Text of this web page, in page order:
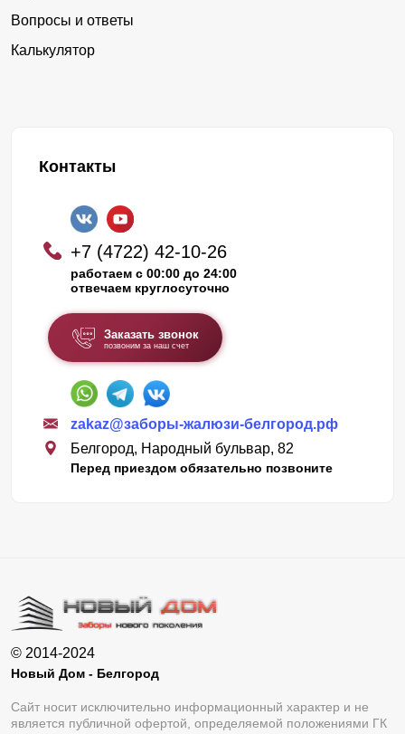
Вопросы и ответы
Калькулятор
Контакты
+7 (4722) 42-10-26
работаем с 00:00 до 24:00
отвечаем круглосуточно
Заказать звонок
позвоним за наш счет
zakaz@заборы-жалюзи-белгород.рф
Белгород, Народный бульвар, 82
Перед приездом обязательно позвоните
© 2014-2024
Новый Дом - Белгород
Сайт носит исключительно информационный характер и не
является публичной офертой, определяемой положениями ГК